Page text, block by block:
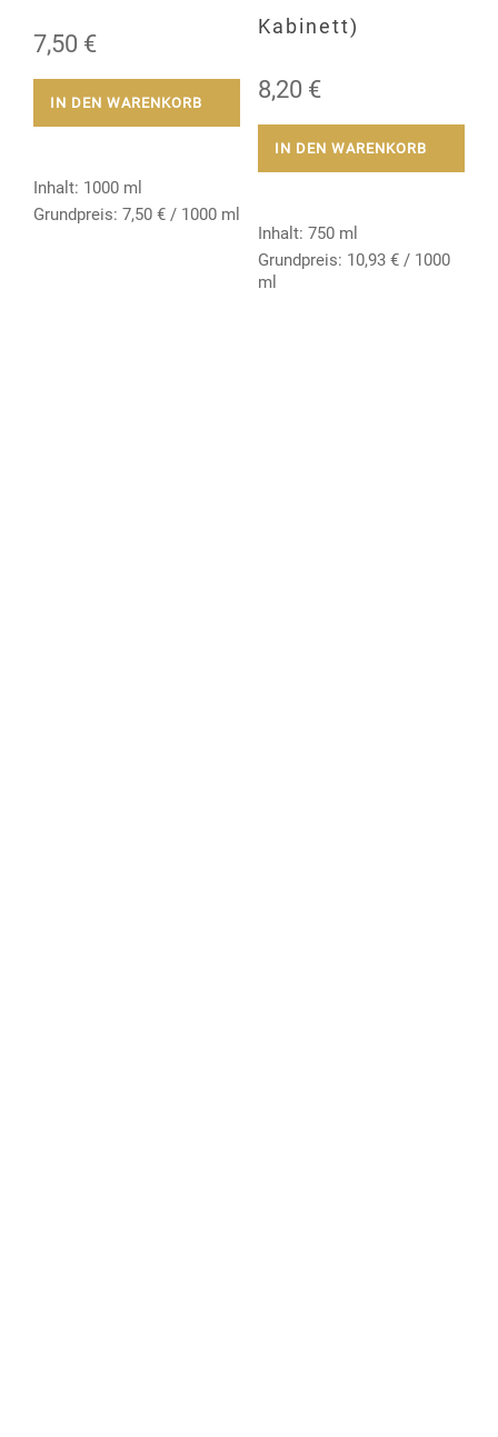
7,50 €
IN DEN WARENKORB
Inhalt: 1000 ml
Grundpreis: 7,50 € / 1000 ml
Kabinett)
8,20 €
IN DEN WARENKORB
Inhalt: 750 ml
Grundpreis: 10,93 €/ 1000
ml